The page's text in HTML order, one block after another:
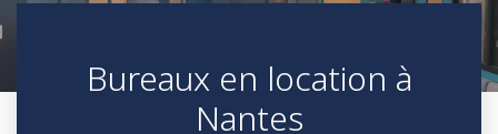
Bureaux en location à
Nantes